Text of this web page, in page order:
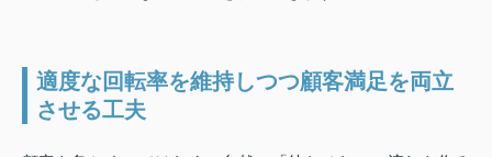
適度な回転率を維持しつつ顧客満足を両立
させる工夫